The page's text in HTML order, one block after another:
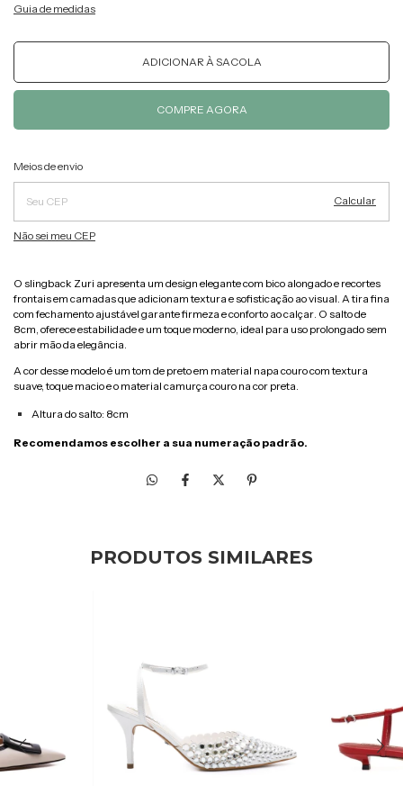
Guia de medidas
Entregas para o CEP:
Meios de envio
Calcular
Não sei meu CEP
O slingback Zuri apresenta um design elegante com bico alongado e recortes
frontais em camadas que adicionam textura e sofisticação ao visual. A tira fina
com fechamento ajustável garante firmeza e conforto ao calçar. O salto de
8cm, oferece estabilidade e um toque moderno, ideal para uso prolongado sem
abrir mão da elegância.
A cor desse modelo é um tom de preto em material napa couro com textura
suave, toque macio e o material camurça couro na cor preta.
Altura do salto: 8cm
Recomendamos escolher a sua numeração padrão.
PRODUTOS SIMILARES